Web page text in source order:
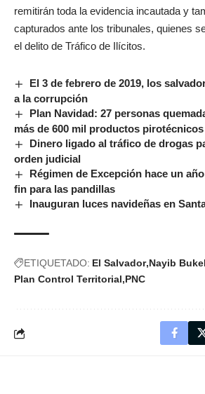
remitirán toda la evidencia incautada y
capturados ante los tribunales, quienes
el delito de Tráfico de Ilícitos.
El 3 de febrero de 2019, los
a la corrupción
Plan Navidad: 27 personas
más de 600 mil productos
Dinero ligado al tráfico de drogas
orden judicial
Régimen de Excepción hace un
fin para las pandillas
Inauguran luces navideñas en
ETIQUETADO: El Salvador Nayib
Plan Control Territorial PNC